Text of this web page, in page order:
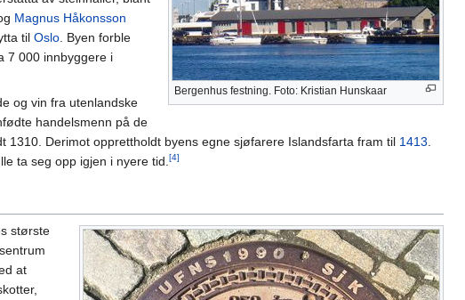
Bergenhus festning. Foto: Kristian Hunskaar
Magnus Håkonsson
til Oslo . Byen forble
7 000 innbyggere i
og vin fra utenlandske
handelsmenn på de
Derimot opprettholdt byens egne sjøfarere Islandsfarta fram til 1413
ta seg opp igjen i nyere tid. [4]
største
at